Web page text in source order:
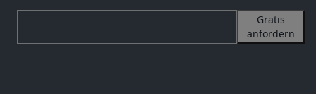
Gratis
anfordern